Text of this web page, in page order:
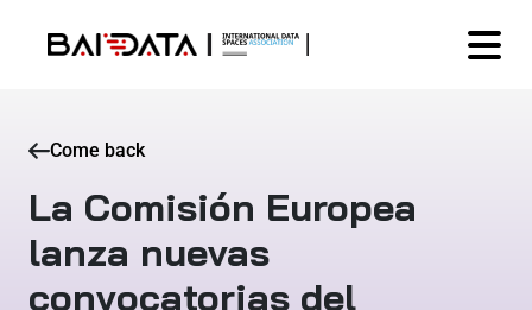
Come back
La Comisión Europea
lanza nuevas
convocatorias del